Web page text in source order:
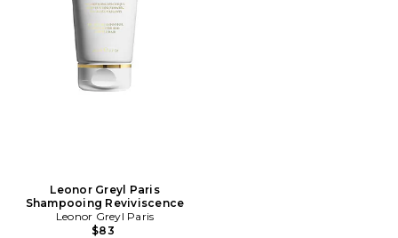
Leonor Greyl Paris
Shampooing Reviviscence
Leonor Greyl Paris
$83